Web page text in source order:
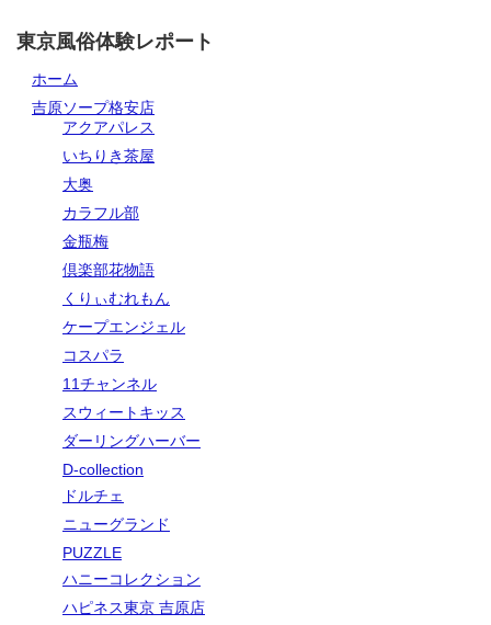
東京風俗体験レポート
ホーム
吉原ソープ格安店
アクアパレス
いちりき茶屋
大奥
カラフル部
金瓶梅
倶楽部花物語
くりぃむれもん
ケープエンジェル
コスパラ
11チャンネル
スウィートキッス
ダーリングハーバー
D-collection
ドルチェ
ニューグランド
PUZZLE
ハニーコレクション
ハピネス東京 吉原店